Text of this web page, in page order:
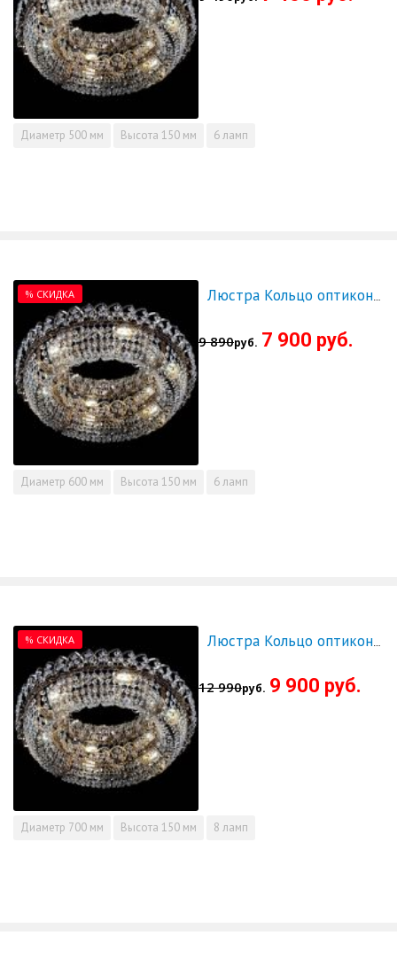
Диаметр 500 мм Высота 150 мм 6 ламп
% СКИДКА
9 890руб. 7 900 руб.
Диаметр 600 мм Высота 150 мм 6 ламп
% СКИДКА
12 990руб. 9 900 руб.
Диаметр 700 мм Высота 150 мм 8 ламп